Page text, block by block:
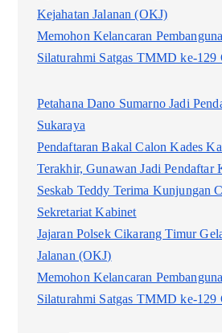
Kejahatan Jalanan (OKJ)
Memohon Kelancaran
Silaturahmi Satgas TMMD ke-129
Petahana Dano Sumarno Jadi
Sukaraya
Pendaftaran Bakal Calon Kades
Terakhir, Gunawan Jadi Pendaftar
Seskab Teddy Terima Kunjungan
Sekretariat Kabinet
Jajaran Polsek Cikarang Timur
Jalanan (OKJ)
Memohon Kelancaran
Silaturahmi Satgas TMMD ke-129